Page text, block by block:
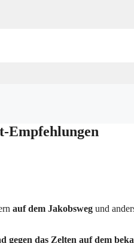
Empfehlungen
auf dem Jakobsweg und
gegen das Zelten auf dem